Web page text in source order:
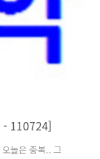
- 110724]
늘은 중복.. 그